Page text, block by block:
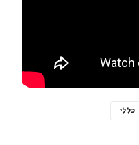
כללי